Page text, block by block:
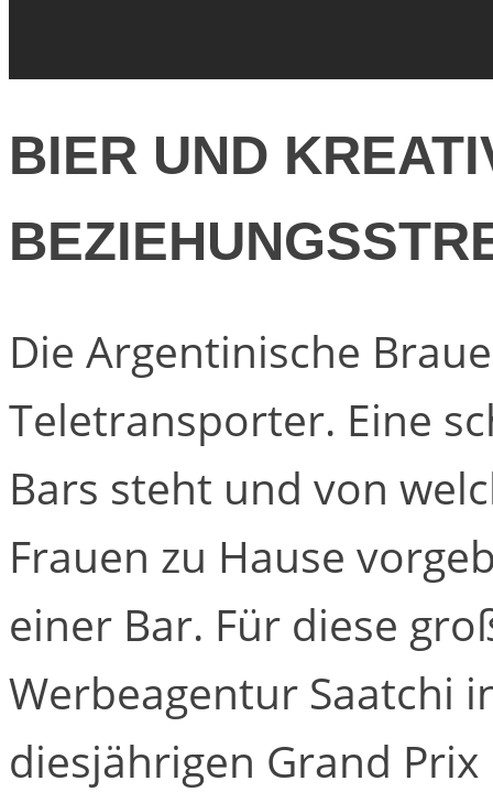
BIER UND
Die Argentinische
Teletransporter. Eine
Bars steht und von
Frauen zu Hause
einer Bar. Für diese
Werbeagentur Saatchi
diesjährigen Grand